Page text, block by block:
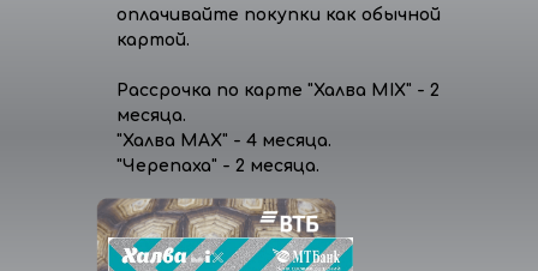
оплачивайте покупки как обычной
картой.
Рассрочка по карте "Халва MIX" - 2
месяца.
"Халва MAX" - 4 месяца.
"Черепаха" - 2 месяца.